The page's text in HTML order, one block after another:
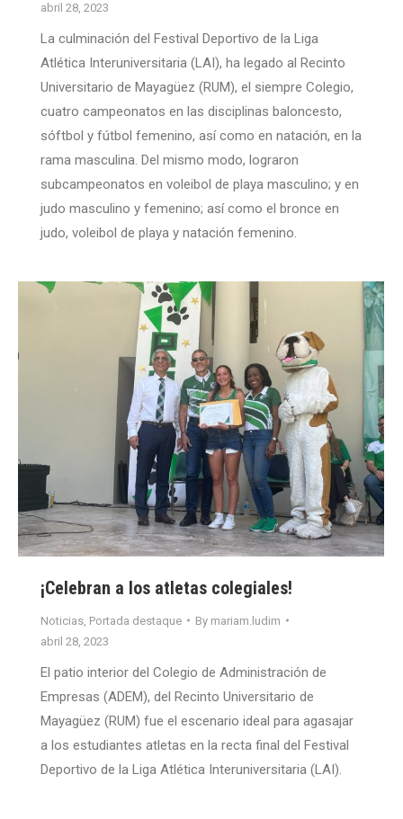
abril 28, 2023
La culminación del Festival Deportivo de la Liga
Atlética Interuniversitaria (LAI), ha legado al Recinto
Universitario de Mayagüez (RUM), el siempre Colegio,
cuatro campeonatos en las disciplinas baloncesto,
sóftbol y fútbol femenino, así como en natación, en la
rama masculina. Del mismo modo, lograron
subcampeonatos en voleibol de playa masculino; y en
judo masculino y femenino; así como el bronce en
judo, voleibol de playa y natación femenino.
¡Celebran a los atletas colegiales!
Noticias Portada destaque By mariam.ludim
abril 28, 2023
El patio interior del Colegio de Administración de
Empresas (ADEM), del Recinto Universitario de
Mayagüez (RUM) fue el escenario ideal para agasajar
a los estudiantes atletas en la recta final del Festival
Deportivo de la Liga Atlética Interuniversitaria (LAI).